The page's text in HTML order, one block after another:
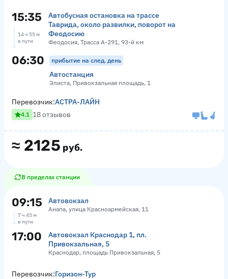
15:35
Автобусная остановка на трассе
Таврида, около развилки, поворот на
Феодосию
Феодосия, Трасса А-291, 93-й км
14 ч 55 м
в пути
06:30 прибытие на след. день
Автостанция
Элиста, Привокзальная площадь, 1
≈ 2125 руб.
Перевозчик:АСТРА-ЛАЙН
4.1 18 отзывов
В пределах станции
09:15 Автовокзал
Анапа, улица Красноармейская, 11
7 ч 45 м
в пути
17:00
Автовокзал Краснодар 1, пл.
Привокзальная, 5
Краснодар, площадь Привокзальная, 5
Перевозчик:Горизон-Тур